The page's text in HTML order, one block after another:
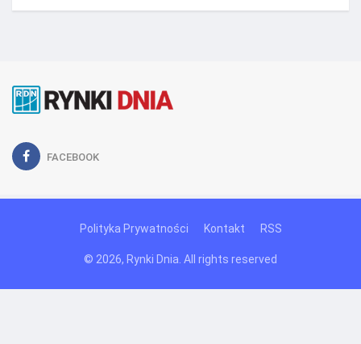
FACEBOOK
Polityka Prywatności Kontakt RSS
© 2026, Rynki Dnia. All rights reserved